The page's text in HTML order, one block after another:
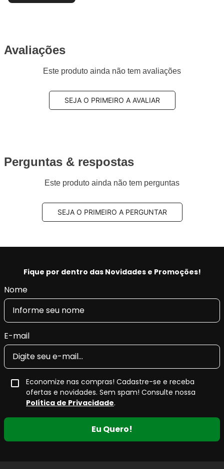
Avaliações
Este produto ainda não tem avaliações
SEJA O PRIMEIRO A AVALIAR
Perguntas & respostas
Este produto ainda não tem perguntas
SEJA O PRIMEIRO A PERGUNTAR
Fique por dentro das Novidades e Promoções!
Nome
E-mail
Economize nas compras! Cadastre-se e receba
ofertas e novidades. Sem spam! Consulte nossa
Política de Privacidade.
Eu Quero!